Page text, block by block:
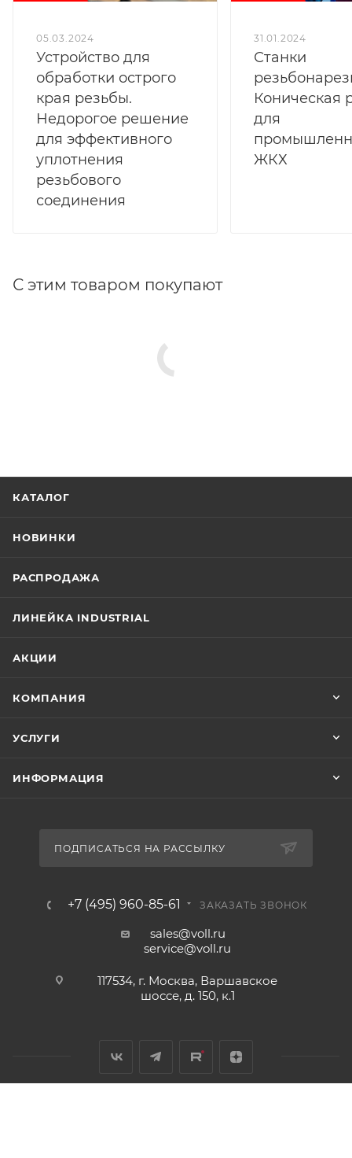
05.03.2024
Устройство для
обработки острого
края резьбы.
Недорогое решение
для эффективного
уплотнения
резьбового
соединения
31.01.2024
Станки
Коническая
для
ЖКХ
С этим товаром покупают
КАТАЛОГ
НОВИНКИ
РАСПРОДАЖА
ЛИНЕЙКА INDUSTRIAL
АКЦИИ
КОМПАНИЯ
УСЛУГИ
ИНФОРМАЦИЯ
ПОДПИСАТЬСЯ НА РАССЫЛКУ
+7 (495) 960-85-61 ЗАКАЗАТЬ ЗВОНОК
sales@voll.ru
service@voll.ru
117534, г. Москва, Варшавское
шоссе, д. 150, к.1